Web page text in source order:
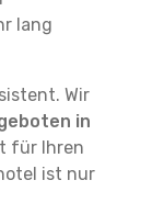
lang
Wir
in
für Ihren
ist nur